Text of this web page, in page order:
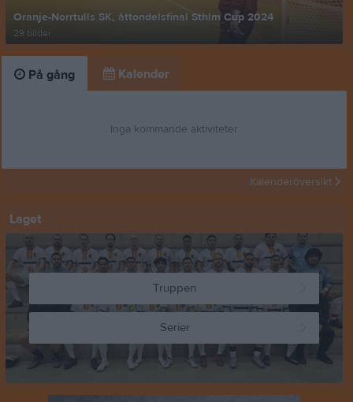
Oranje-Norrtulls SK, åttondelsfinal Sthlm Cup 2024
29 bilder
På gång Kalender
Inga kommande aktiviteter
Kalenderöversikt
Laget
Truppen
Serier